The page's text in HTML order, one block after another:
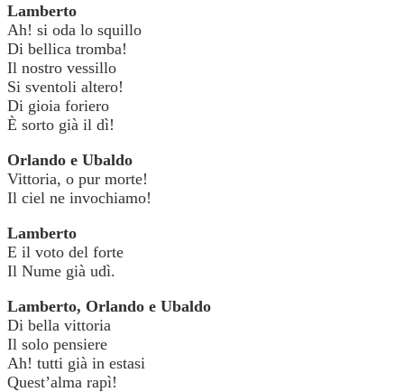
Lamberto
Ah! si oda lo squillo
Di bellica tromba!
Il nostro vessillo
Si sventoli altero!
Di gioia foriero
È sorto già il dì!
Orlando e Ubaldo
Vittoria, o pur morte!
Il ciel ne invochiamo!
Lamberto
E il voto del forte
Il Nume già udì.
Lamberto, Orlando e Ubaldo
Di bella vittoria
Il solo pensiere
Ah! tutti già in estasi
Quest’alma rapì!